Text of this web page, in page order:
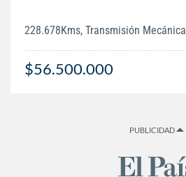
228.678Kms, Transmisión Mecánica
$56.500.000
PUBLICIDAD